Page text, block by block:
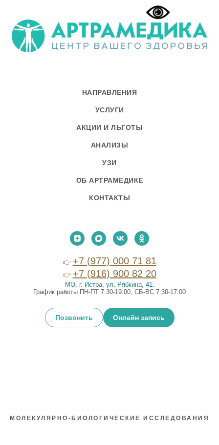
НАПРАВЛЕНИЯ
УСЛУГИ
АКЦИИ И ЛЬГОТЫ
АНАЛИЗЫ
УЗИ
ОБ АРТРАМЕДИКЕ
КОНТАКТЫ
👉 +7 (977) 000 71 81
👉 +7 (916) 900 82 20
МО, г. Истра, ул. Рябкина, 41.
График работы ПН-ПТ 7:30-19:00, СБ-ВС 7:30-17:00
Позвонить Онлайн запись
МОЛЕКУЛЯРНО-БИОЛОГИЧЕСКИЕ ИССЛЕДОВАНИЯ